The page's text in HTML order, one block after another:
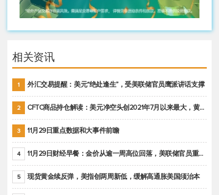
相关资讯
1 外汇交易提醒：美元“绝处逢生”，受美联储官员鹰派讲话支撑
2 CFTC商品持仓解读：美元净空头创2021年7月以来最大，黄金期货投机性净多头头寸减少
3 11月29日重点数据和大事件前瞻
4 11月29日财经早餐：金价从逾一周高位回落，美联储官员重申鹰派立场推动美元回升
5 现货黄金续反弹，美指创两周新低，缓解高通胀美国须治本